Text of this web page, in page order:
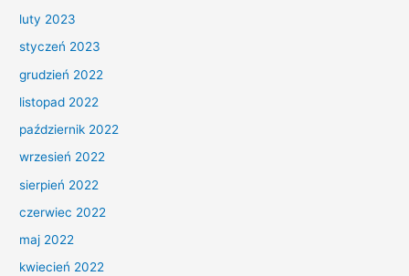
luty 2023
styczeń 2023
grudzień 2022
listopad 2022
październik 2022
wrzesień 2022
sierpień 2022
czerwiec 2022
maj 2022
kwiecień 2022